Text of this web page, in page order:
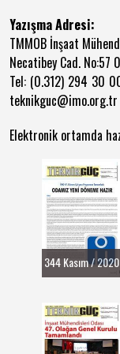
Yazışma Adresi:
TMMOB İnşaat
Necatibey Cad. No:57
Tel: (0.312) 294 30
teknikguc@imo.org.tr
Elektronik ortamda
344 Kasım / 2020